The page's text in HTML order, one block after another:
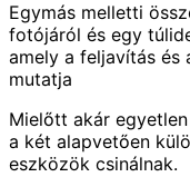
Egymás melletti
fotójáról és egy
amely a feljavítás és
mutatja
Mielőtt akár
a két alapvetően
eszközök csinálnak.